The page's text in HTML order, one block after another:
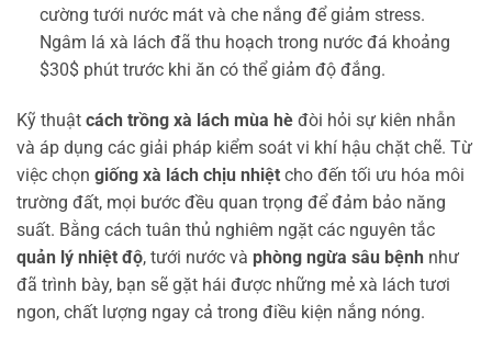
cường tưới nước mát và che nắng để giảm stress.
Ngâm lá xà lách đã thu hoạch trong nước đá khoảng
$30$ phút trước khi ăn có thể giảm độ đắng.
Kỹ thuật cách trồng xà lách mùa hè đòi hỏi sự kiên nhẫn
và áp dụng các giải pháp kiểm soát vi khí hậu chặt chẽ. Từ
việc chọn giống xà lách chịu nhiệt cho đến tối ưu hóa môi
trường đất, mọi bước đều quan trọng để đảm bảo năng
suất. Bằng cách tuân thủ nghiêm ngặt các nguyên tắc
quản lý nhiệt độ, tưới nước và phòng ngừa sâu bệnh như
đã trình bày, bạn sẽ gặt hái được những mẻ xà lách tươi
ngon, chất lượng ngay cả trong điều kiện nắng nóng.